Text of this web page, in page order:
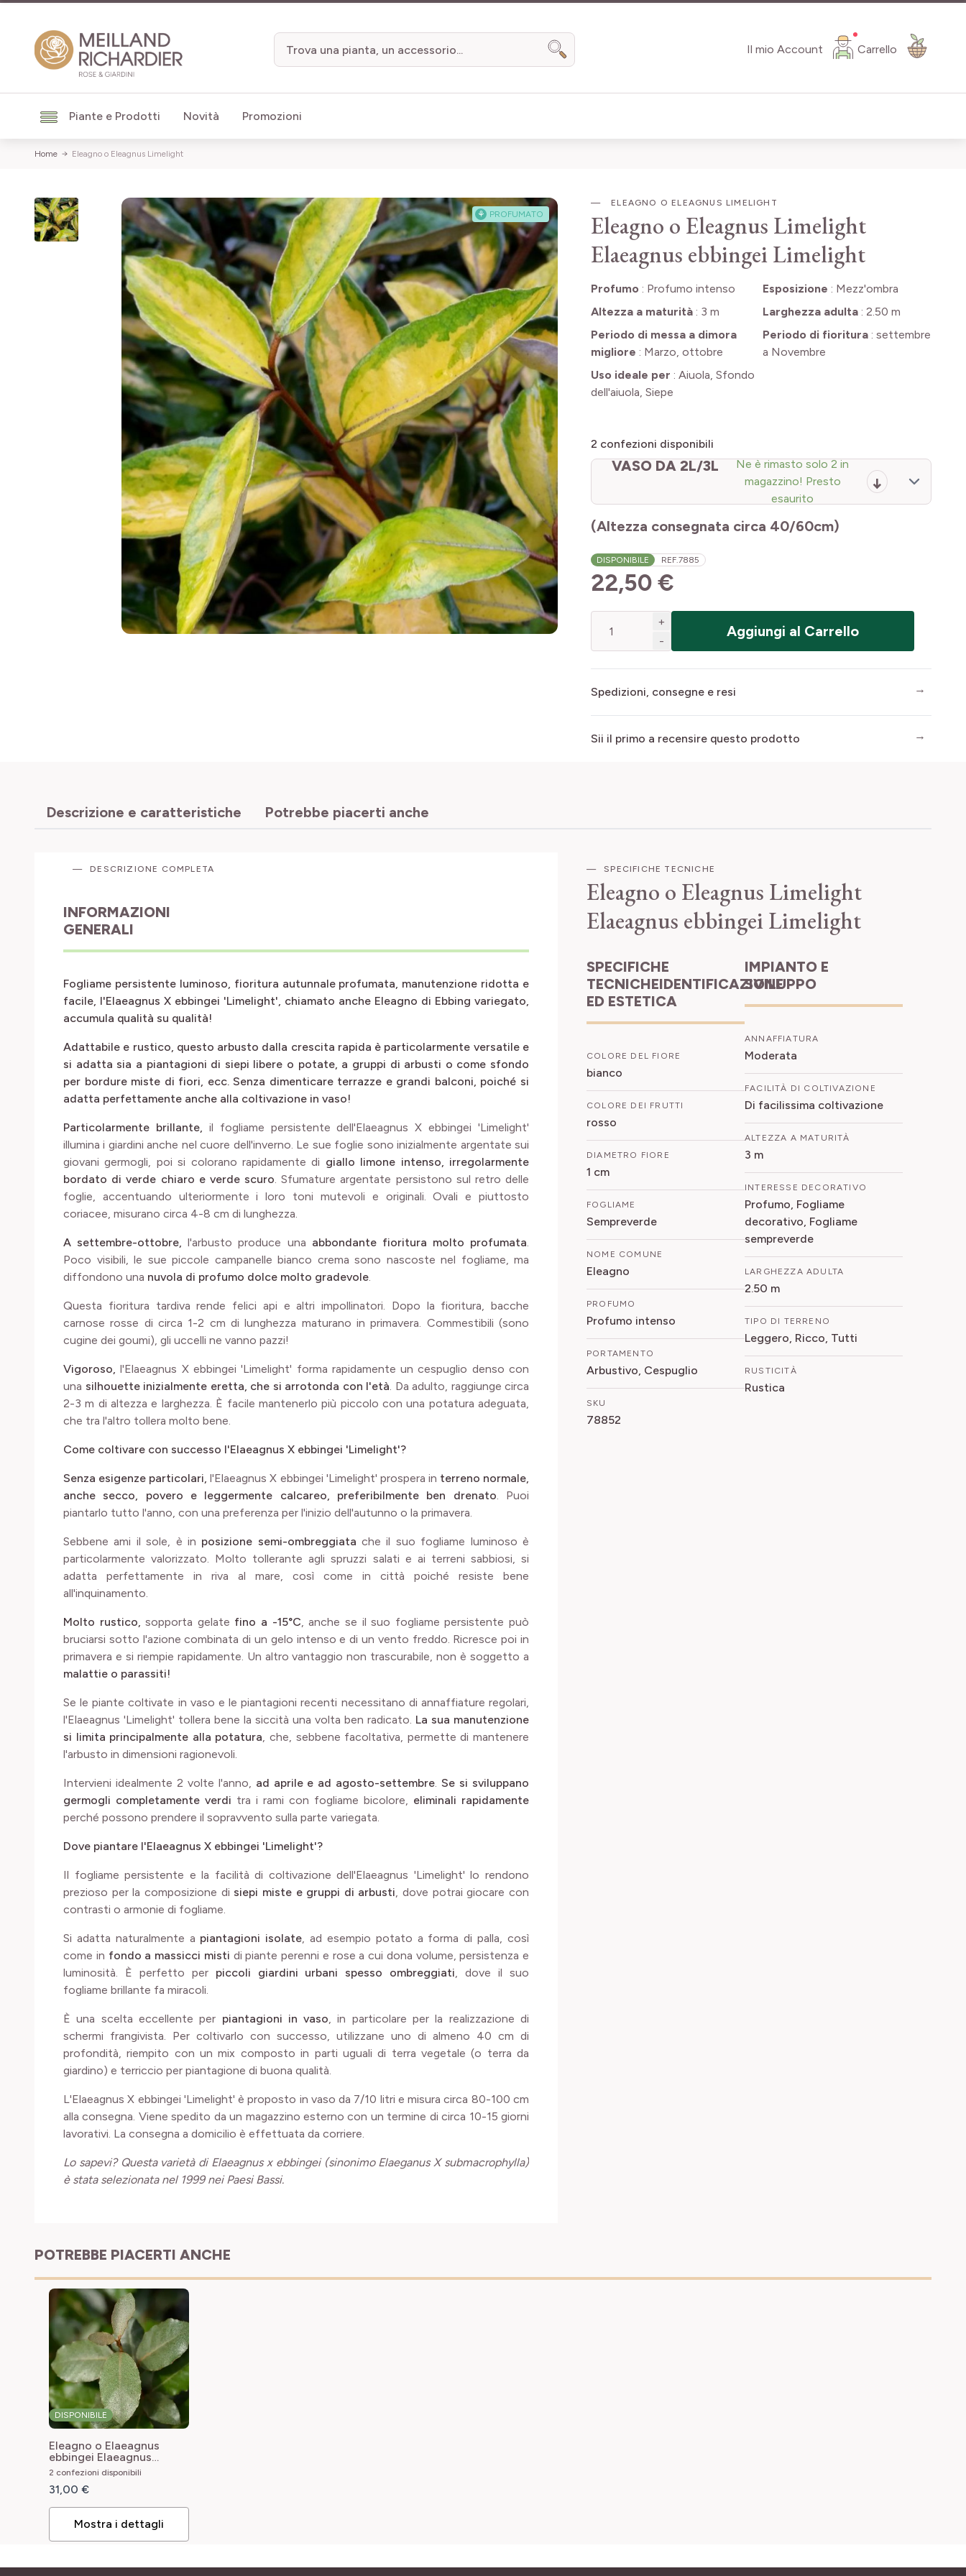
Il mio Account Carrello
Piante e Prodotti Novità Promozioni
Search
Home Eleagno o Eleagnus Limelight
⚘ PROFUMATO
ELEAGNO O ELEAGNUS LIMELIGHT
Eleagno o Eleagnus Limelight
Elaeagnus ebbingei Limelight
Profumo : Profumo intenso Esposizione : Mezz'ombra
Altezza a maturità: 3 m Larghezza adulta: 2.50 m
Periodo di messa a dimora
migliore : Marzo, ottobre
Periodo di fioritura: settembre
a Novembre
Uso ideale per : Aiuola, Sfondo
dell'aiuola, Siepe
2 confezioni disponibili
VASO DA 2L/3L
Ne è rimasto solo 2 in
magazzino! Presto
esaurito
(Altezza consegnata circa 40/60cm)
DISPONIBILE REF.7885
22,50 €
+
-
Aggiungi al Carrello
Spedizioni, consegne e resi
Sii il primo a recensire questo prodotto
Descrizione e caratteristiche Potrebbe piacerti anche
DESCRIZIONE COMPLETA
INFORMAZIONI
GENERALI
Fogliame persistente luminoso, fioritura autunnale profumata, manutenzione ridotta e
facile, l'Elaeagnus X ebbingei 'Limelight', chiamato anche Eleagno di Ebbing variegato,
accumula qualità su qualità!
Adattabile e rustico, questo arbusto dalla crescita rapida è particolarmente versatile e
si adatta sia a piantagioni di siepi libere o potate, a gruppi di arbusti o come sfondo
per bordure miste di fiori, ecc. Senza dimenticare terrazze e grandi balconi, poiché si
adatta perfettamente anche alla coltivazione in vaso!
Particolarmente brillante, il fogliame persistente dell'Elaeagnus X ebbingei 'Limelight'
illumina i giardini anche nel cuore dell'inverno. Le sue foglie sono inizialmente argentate sui
giovani germogli, poi si colorano rapidamente di giallo limone intenso, irregolarmente
bordato di verde chiaro e verde scuro. Sfumature argentate persistono sul retro delle
foglie, accentuando ulteriormente i loro toni mutevoli e originali. Ovali e piuttosto
coriacee, misurano circa 4-8 cm di lunghezza.
A settembre-ottobre, l'arbusto produce una abbondante fioritura molto profumata.
Poco visibili, le sue piccole campanelle bianco crema sono nascoste nel fogliame, ma
diffondono una nuvola di profumo dolce molto gradevole.
Questa fioritura tardiva rende felici api e altri impollinatori. Dopo la fioritura, bacche
carnose rosse di circa 1-2 cm di lunghezza maturano in primavera. Commestibili (sono
cugine dei goumi), gli uccelli ne vanno pazzi!
Vigoroso, l'Elaeagnus X ebbingei 'Limelight' forma rapidamente un cespuglio denso con
una silhouette inizialmente eretta, che si arrotonda con l'età. Da adulto, raggiunge circa
2-3 m di altezza e larghezza. È facile mantenerlo più piccolo con una potatura adeguata,
che tra l'altro tollera molto bene.
Come coltivare con successo l'Elaeagnus X ebbingei 'Limelight'?
Senza esigenze particolari, l'Elaeagnus X ebbingei 'Limelight' prospera in terreno normale,
anche secco, povero e leggermente calcareo, preferibilmente ben drenato. Puoi
piantarlo tutto l'anno, con una preferenza per l'inizio dell'autunno o la primavera.
Sebbene ami il sole, è in posizione semi-ombreggiata che il suo fogliame luminoso è
particolarmente valorizzato. Molto tollerante agli spruzzi salati e ai terreni sabbiosi, si
adatta perfettamente in riva al mare, così come in città poiché resiste bene
all'inquinamento.
Molto rustico, sopporta gelate fino a -15°C, anche se il suo fogliame persistente può
bruciarsi sotto l'azione combinata di un gelo intenso e di un vento freddo. Ricresce poi in
primavera e si riempie rapidamente. Un altro vantaggio non trascurabile, non è soggetto a
malattie o parassiti!
Se le piante coltivate in vaso e le piantagioni recenti necessitano di annaffiature regolari,
l'Elaeagnus 'Limelight' tollera bene la siccità una volta ben radicato. La sua manutenzione
si limita principalmente alla potatura, che, sebbene facoltativa, permette di mantenere
l'arbusto in dimensioni ragionevoli.
Intervieni idealmente 2 volte l'anno, ad aprile e ad agosto-settembre.Se si sviluppano
germogli completamente verdi tra i rami con fogliame bicolore, eliminali rapidamente
perché possono prendere il sopravvento sulla parte variegata.
Dove piantare l'Elaeagnus X ebbingei 'Limelight'?
Il fogliame persistente e la facilità di coltivazione dell'Elaeagnus 'Limelight' lo rendono
prezioso per la composizione disiepi miste e gruppi di arbusti, dove potrai giocare con
contrasti o armonie di fogliame.
Si adatta naturalmente a piantagioni isolate, ad esempio potato a forma di palla, così
come in fondo a massicci misti di piante perenni e rose a cui dona volume, persistenza e
luminosità. È perfetto per piccoli giardini urbani spesso ombreggiati, dove il suo
fogliame brillante fa miracoli.
È una scelta eccellente per piantagioni in vaso, in particolare per la realizzazione di
schermi frangivista. Per coltivarlo con successo, utilizzane uno di almeno 40 cm di
profondità, riempito con un mix composto in parti uguali di terra vegetale (o terra da
giardino) e terriccio per piantagione di buona qualità.
L'Elaeagnus X ebbingei 'Limelight' è proposto in vaso da 7/10 litri e misura circa 80-100 cm
alla consegna. Viene spedito da un magazzino esterno con un termine di circa 10-15 giorni
lavorativi. La consegna a domicilio è effettuata da corriere.
Lo sapevi? Questa varietà di Elaeagnus x ebbingei (sinonimo Elaeganus X submacrophylla)
è stata selezionata nel 1999 nei Paesi Bassi.
SPECIFICHE TECNICHE
Eleagno o Eleagnus Limelight
Elaeagnus ebbingei Limelight
SPECIFICHE
TECNICHEIDENTIFICAZIONE
ED ESTETICA
COLORE DEL FIORE
bianco
COLORE DEI FRUTTI
rosso
DIAMETRO FIORE
1 cm
FOGLIAME
Sempreverde
NOME COMUNE
Eleagno
PROFUMO
Profumo intenso
PORTAMENTO
Arbustivo, Cespuglio
SKU
78852
IMPIANTO E
SVILUPPO
ANNAFFIATURA
Moderata
FACILITÀ DI COLTIVAZIONE
Di facilissima coltivazione
ALTEZZA A MATURITÀ
3 m
INTERESSE DECORATIVO
Profumo, Fogliame
decorativo, Fogliame
sempreverde
LARGHEZZA ADULTA
2.50 m
TIPO DI TERRENO
Leggero, Ricco, Tutti
RUSTICITÀ
Rustica
POTREBBE PIACERTI ANCHE
DISPONIBILE
Eleagno o Elaeagnus
ebbingei Elaeagnus
ebbingei
2 confezioni disponibili
31,00 €
Mostra i dettagli